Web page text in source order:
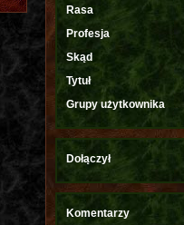
Rasa
Profesja
Skąd
Tytuł
Grupy użytkownika
Dołączył
Komentarzy